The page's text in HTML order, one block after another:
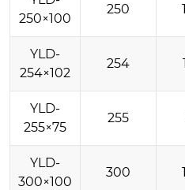
250×100
250
YLD-
254×102
254
YLD-
255×75
255
YLD-
300×100
300